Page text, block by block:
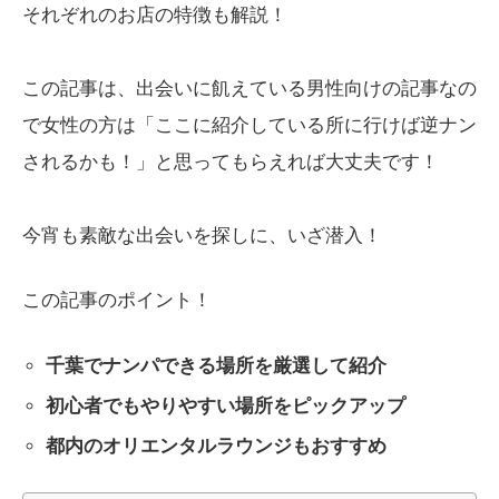
それぞれのお店の特徴も解説！
この記事は、出会いに飢えている男性向けの記事なの
で女性の方は「ここに紹介している所に行けば逆ナン
されるかも！」と思ってもらえれば大丈夫です！
今宵も素敵な出会いを探しに、いざ潜入！
この記事のポイント！
千葉でナンパできる場所を厳選して紹介
初心者でもやりやすい場所をピックアップ
都内のオリエンタルラウンジもおすすめ